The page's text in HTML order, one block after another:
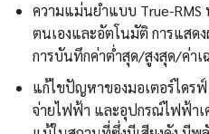
ความแม่นยำแบบ True-RMS
ตนเองและอัตโนมัติ การแสด
การบันทึกค่าต่ำสุด/สูงสุด/ค่าเ
แก้ไขปัญหาของมอเตอร์ไดร
จ่ายไฟฟ้า และอุปกรณ์ไฟฟ้าเ